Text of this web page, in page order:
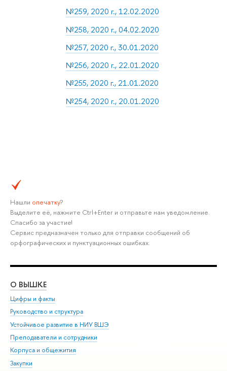
№259, 2020 г., 12.02.2020
№258, 2020 г., 04.02.2020
№257, 2020 г., 30.01.2020
№256, 2020 г., 22.01.2020
№255, 2020 г., 21.01.2020
№254, 2020 г., 20.01.2020
Нашли опечатку?
Выделите её, нажмите Ctrl+Enter и отправьте нам уведомление.
Спасибо за участие!
Сервис предназначен только для отправки сообщений об
орфографических и пунктуационных ошибках.
О ВЫШКЕ
Цифры и факты
Руководство и структура
Устойчивое развитие в НИУ ВШЭ
Преподаватели и сотрудники
Корпуса и общежития
Закупки